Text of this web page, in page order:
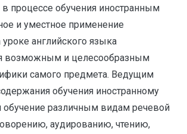
процессе обучения иностранным
и уместное применение
английского языка
возможным и целесообразным
самого предмета. Ведущим
обучения иностранному
обучение различным видам речевой
аудированию, чтению,